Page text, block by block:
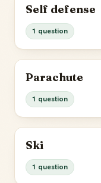
Self defense
1 question
Parachute
1 question
Ski
1 question